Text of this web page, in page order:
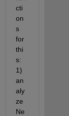
cti
on
s
for
thi
s:
1)
an
aly
ze
Ne